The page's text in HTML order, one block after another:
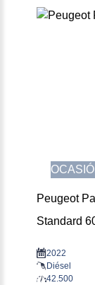
Peugeot
Standard
2022
Diésel
42.500